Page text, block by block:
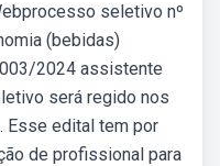
seletivo nº
(bebidas)
2024 assistente
será regido nos
edital tem por
de profissional para